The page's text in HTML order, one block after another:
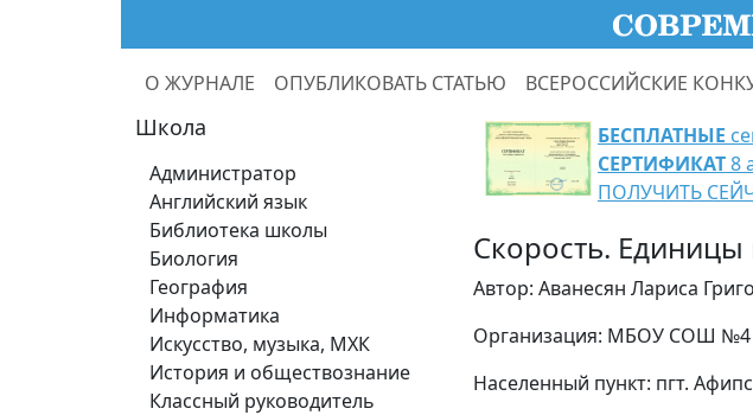
О ЖУРНАЛЕ ОПУБЛИКОВАТЬ СТАТЬЮ ВСЕРОССИЙСКИЕ
Школа
Администратор
Английский язык
Библиотека школы
Биология
География
Информатика
Искусство, музыка, МХК
История и обществознание
Классный руководитель
БЕСПЛАТНЫЕ
СЕРТИФИКАТ8
ПОЛУЧИТЬ
Скорость.
Автор: Аванесян Лариса
Организация: МБОУ СОШ №4
Населенный пункт: пгт.